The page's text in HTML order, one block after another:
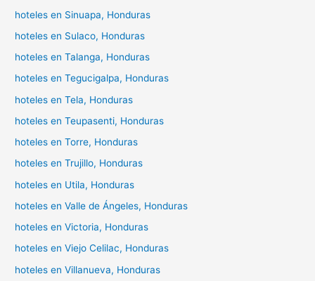
hoteles en Sinuapa, Honduras
hoteles en Sulaco, Honduras
hoteles en Talanga, Honduras
hoteles en Tegucigalpa, Honduras
hoteles en Tela, Honduras
hoteles en Teupasenti, Honduras
hoteles en Torre, Honduras
hoteles en Trujillo, Honduras
hoteles en Utila, Honduras
hoteles en Valle de Ángeles, Honduras
hoteles en Victoria, Honduras
hoteles en Viejo Celilac, Honduras
hoteles en Villanueva, Honduras